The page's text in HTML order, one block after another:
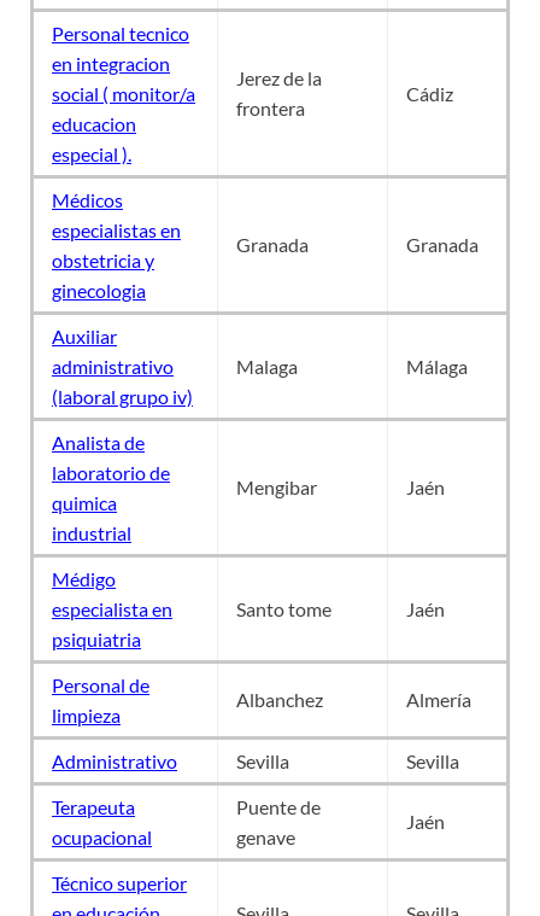
Personal tecnico
en integracion
social ( monitor/a
educacion
especial ).
Jerez de la
frontera
Cádiz
Médicos
especialistas en
obstetricia y
ginecologia
Granada Granada
Auxiliar
administrativo
(laboral grupo iv)
Malaga Málaga
Analista de
laboratorio de
quimica
industrial
Mengibar Jaén
Médigo
especialista en
psiquiatria
Santo tome Jaén
Personal de
limpieza
Albanchez Almería
Administrativo Sevilla
Sevilla
Terapeuta
ocupacional
Puente de
genave
Jaén
Técnico superior